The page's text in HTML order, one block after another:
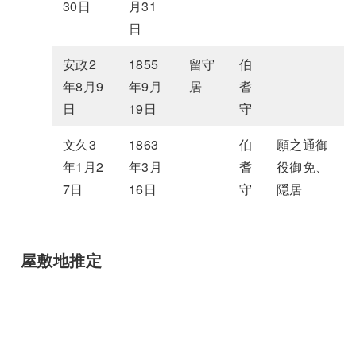
30日
月31
日
安政2
年8月9
日
1855
年9月
19日
留守
居
伯
耆
守
文久3
年1月2
7日
1863
年3月
16日
伯
耆
守
願之通御
役御免、
隠居
屋敷地推定